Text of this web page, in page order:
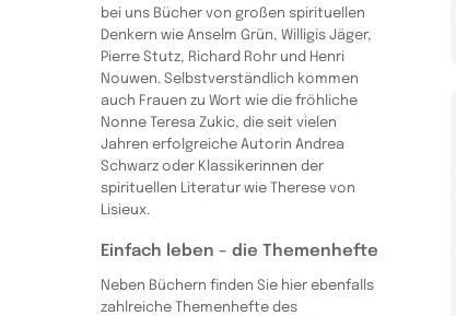
bei uns Bücher von großen spirituellen
Denkern wie Anselm Grün, Willigis Jäger,
Pierre Stutz, Richard Rohr und Henri
Nouwen. Selbstverständlich kommen
auch Frauen zu Wort wie die fröhliche
Nonne Teresa Zukic, die seit vielen
Jahren erfolgreiche Autorin Andrea
Schwarz oder Klassikerinnen der
spirituellen Literatur wie Therese von
Lisieux.
Einfach leben – die Themenhefte
Neben Büchern finden Sie hier ebenfalls
zahlreiche Themenhefte des